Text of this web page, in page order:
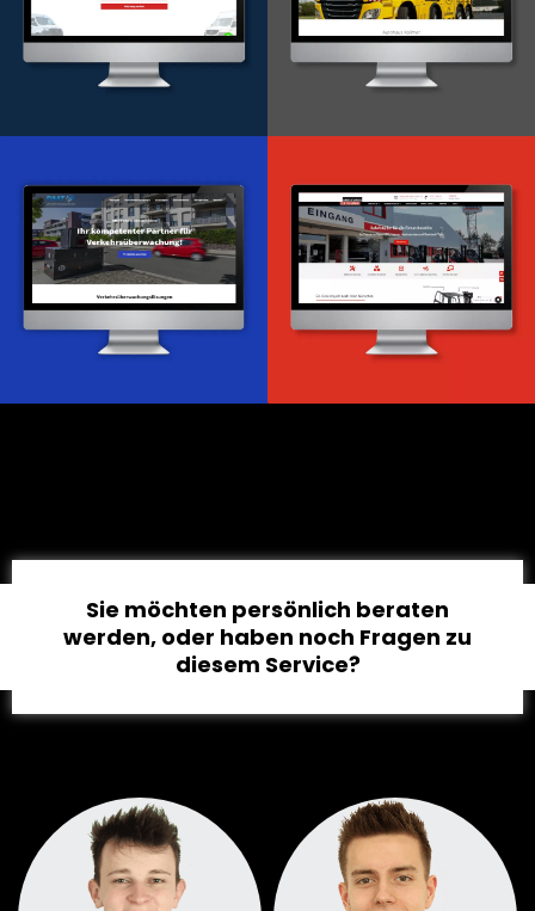
WordPress Entwicklung
Webdesign & -entwicklung
Sie möchten persönlich beraten
werden, oder haben noch Fragen zu
diesem Service?